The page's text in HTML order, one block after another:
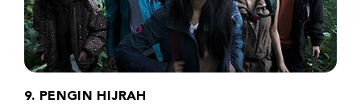
9. PENGIN HIJRAH